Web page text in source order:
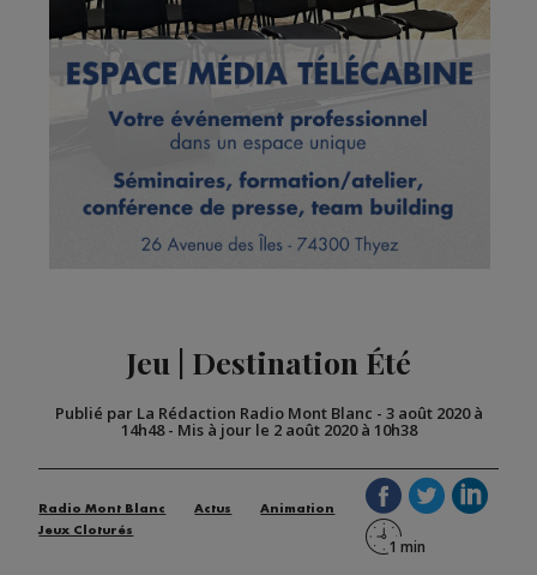
Jeu | Destination Été
Publié par La Rédaction Radio Mont Blanc - 3 août 2020 à
14h48- Mis à jour le 2 août 2020 à 10h38
Radio Mont Blanc Actus
Animation
Jeux Cloturés